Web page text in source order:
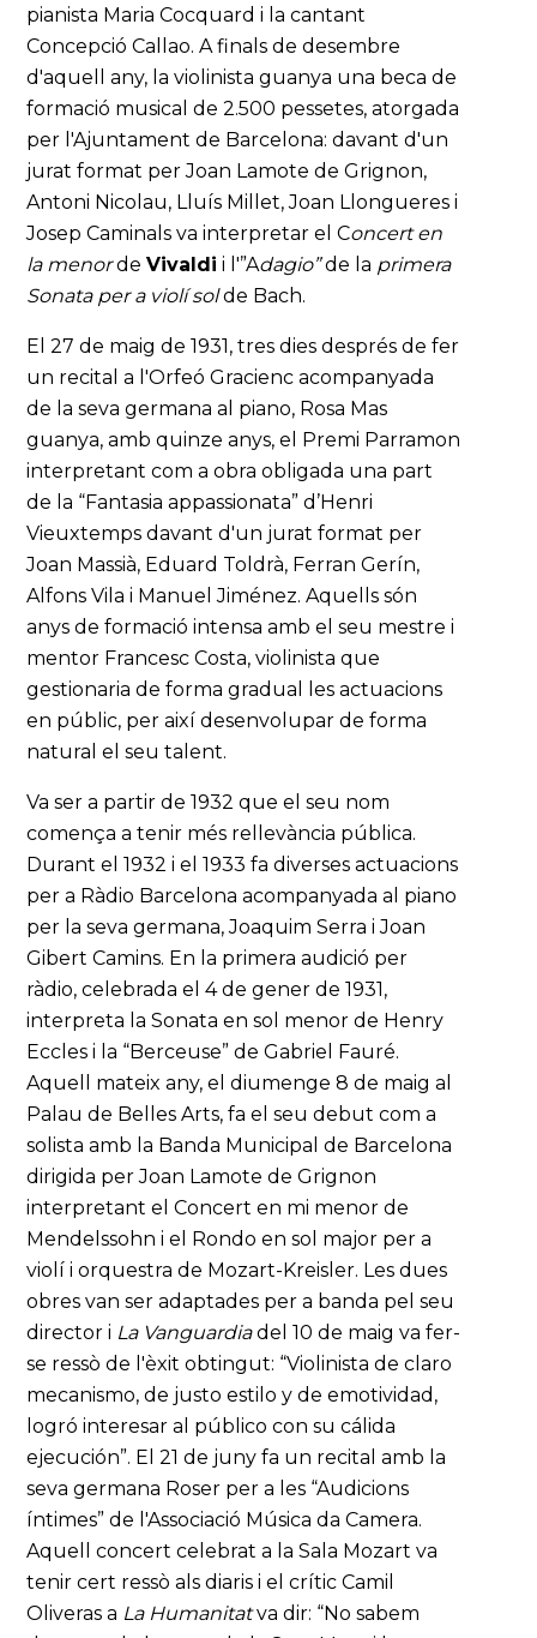
pianista Maria Cocquard i la cantant
Concepció Callao. A finals de desembre
d'aquell any, la violinista guanya una beca de
formació musical de 2.500 pessetes, atorgada
per l'Ajuntament de Barcelona: davant d'un
jurat format per Joan Lamote de Grignon,
Antoni Nicolau, Lluís Millet, Joan Llongueres i
Josep Caminals va interpretar el Concert en
la menordeVivaldi i l'”Adagio”de la primera
Sonata per a violí solde Bach.
El 27 de maig de 1931, tres dies després de fer
un recital a l'Orfeó Gracienc acompanyada
de la seva germana al piano, Rosa Mas
guanya, amb quinze anys, el Premi Parramon
interpretant com a obra obligada una part
de la “Fantasia appassionata” d’Henri
Vieuxtemps davant d'un jurat format per
Joan Massià, Eduard Toldrà, Ferran Gerín,
Alfons Vila i Manuel Jiménez. Aquells són
anys de formació intensa amb el seu mestre i
mentor Francesc Costa, violinista que
gestionaria de forma gradual les actuacions
en públic, per així desenvolupar de forma
natural el seu talent.
Va ser a partir de 1932 que el seu nom
comença a tenir més rellevància pública.
Durant el 1932 i el 1933 fa diverses actuacions
per a Ràdio Barcelona acompanyada al piano
per la seva germana, Joaquim Serra i Joan
Gibert Camins. En la primera audició per
ràdio, celebrada el 4 de gener de 1931,
interpreta la Sonata en sol menor de Henry
Eccles i la “Berceuse” de Gabriel Fauré.
Aquell mateix any, el diumenge 8 de maig al
Palau de Belles Arts, fa el seu debut com a
solista amb la Banda Municipal de Barcelona
dirigida per Joan Lamote de Grignon
interpretant el Concert en mi menor de
Mendelssohn i el Rondo en sol major per a
violí i orquestra de Mozart-Kreisler. Les dues
obres van ser adaptades per a banda pel seu
director i La Vanguardiadel 10 de maig va fer-
se ressò de l'èxit obtingut: “Violinista de claro
mecanismo, de justo estilo y de emotividad,
logró interesar al público con su cálida
ejecución”. El 21 de juny fa un recital amb la
seva germana Roser per a les “Audicions
íntimes” de l'Associació Música da Camera.
Aquell concert celebrat a la Sala Mozart va
tenir cert ressò als diaris i el crític Camil
Oliveras a La Humanitatva dir: “No sabem